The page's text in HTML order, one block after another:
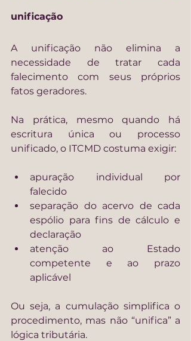
unificação
A unificação não elimina a
necessidade de tratar cada
falecimento com seus próprios
fatos geradores.
Na prática, mesmo quando há
escritura única ou processo
unificado, o ITCMD costuma exigir:
apuração individual por
falecido
separação do acervo de cada
espólio para fins de cálculo e
declaração
atenção ao Estado
competente e ao prazo
aplicável
Ou seja, a cumulação simplifica o
procedimento, mas não “unifica” a
lógica tributária.